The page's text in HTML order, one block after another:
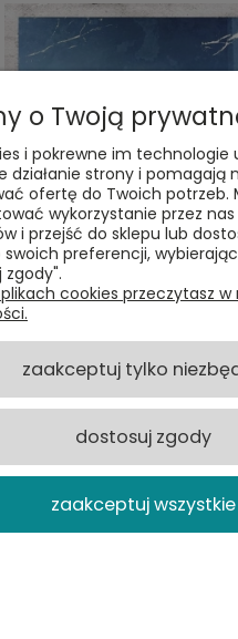
Lamar, Good Kid
zł
DO KOSZYKA
o Twoją
i pokrewne im technologie
działanie strony i pomagają
ofertę do Twoich potrzeb.
wykorzystanie przez
i przejść do sklepu lub
swoich preferencji,
zgody".
cookies przeczytasz w
zaakceptuj tylko
dostosuj zgody
zaakceptuj wszystkie